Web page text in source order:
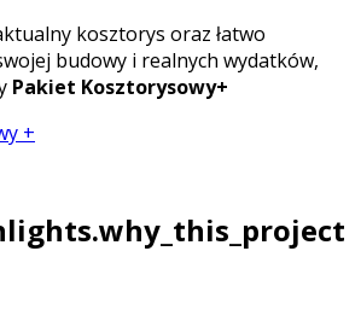
kosztorys oraz łatwo
budowy i realnych wydatków,
Pakiet Kosztorysowy+
+